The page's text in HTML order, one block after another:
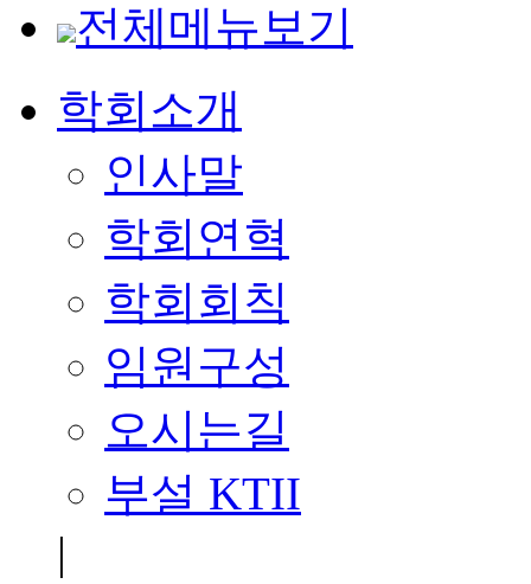
전체메뉴보기
학회소개
인사말
학회연혁
학회회칙
임원구성
오시는길
부설 KTII
|